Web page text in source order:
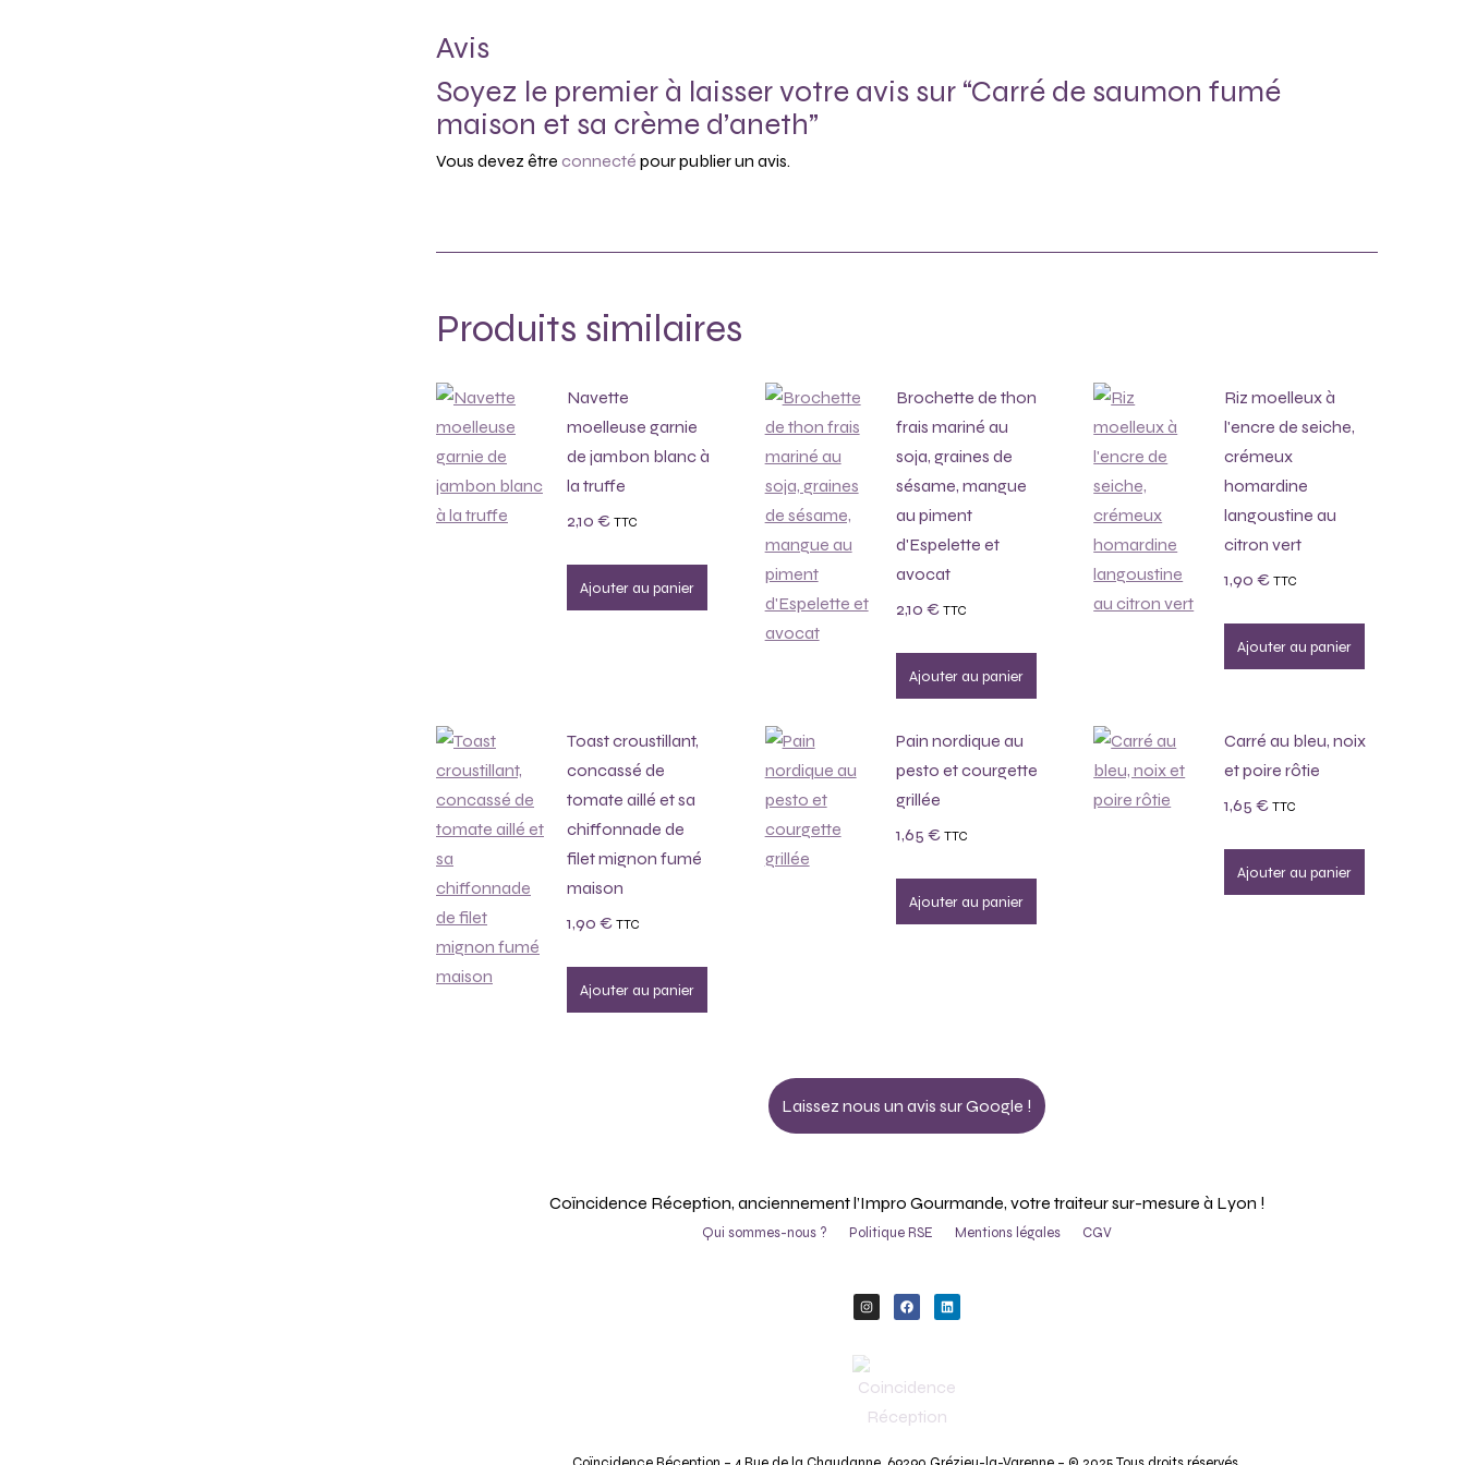
Avis
Soyez le premier à laisser votre avis sur “Carré de saumon fumé
maison et sa crème d’aneth”
Vous devez être connecté pour publier un avis.
Produits similaires
Navette
moelleuse garnie
de jambon blanc à
la truffe
2,10 € TTC
Ajouter au panier
Brochette de thon
frais mariné au
soja, graines de
sésame, mangue
au piment
d'Espelette et
avocat
2,10 € TTC
Ajouter au panier
Riz moelleux à
l'encre de seiche,
crémeux
homardine
langoustine au
citron vert
1,90€ TTC
Ajouter au panier
Toast croustillant,
concassé de
tomate aillé et sa
chiffonnade de
filet mignon fumé
maison
1,90 € TTC
Ajouter au panier
Pain nordique au
pesto et courgette
grillée
1,65 € TTC
Ajouter au panier
Carré au bleu, noix
et poire rôtie
1,65€ TTC
Ajouter au panier
Laissez nous un avis sur Google !
Coïncidence Réception, anciennement l’Impro Gourmande, votre traiteur sur-mesure à Lyon !
Qui sommes-nous ? Politique RSE Mentions légales CGV